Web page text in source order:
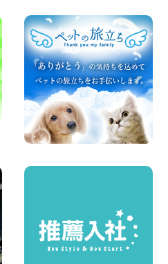
100円レンタカー 各務原那加
2026年08月06日
!!コンパクトSUV 軽 ミニバ
種多数!!関東圏必見♪ 東京都
100円レンタカー 町田根岸
2026年08月06日
せんか?? 兵庫県 加古川店
100円レンタカー 加古川
2026年08月06日
ゴンGL!!クルーズコントロ
いる〜!! 福島県 福島笹木野
2026年08月05日
5,800円※※荷物運びに最適
ンタカー!! 出雲ドーム前店
ーム前店